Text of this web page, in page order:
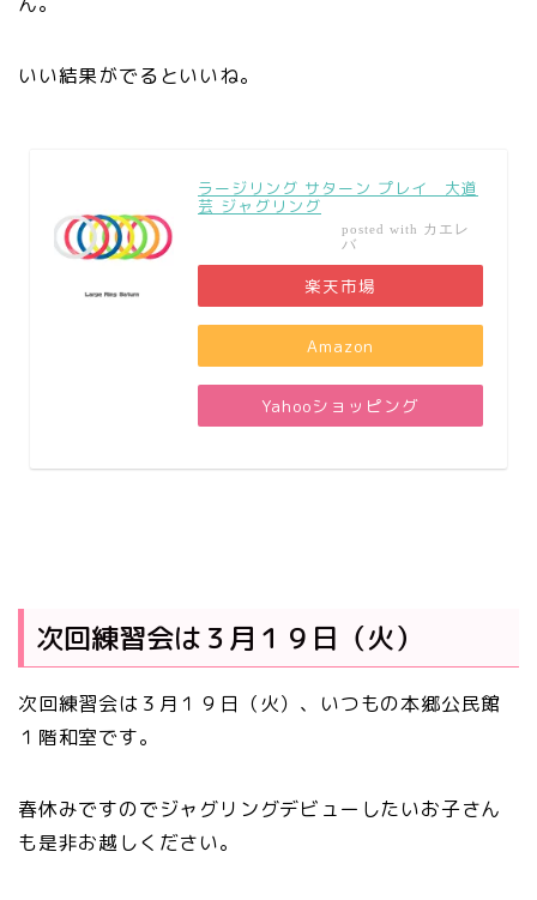
いい結果がでるといいね。
ラージリング サターン プレイ 大道
芸 ジャグリング
posted with カエレ
バ
楽天市場
Amazon
Yahooショッピング
次回練習会は３月１９日（火）
次回練習会は３月１９日（火）、いつもの本郷公民館
１階和室です。
春休みですのでジャグリングデビューしたいお子さん
も是非お越しください。